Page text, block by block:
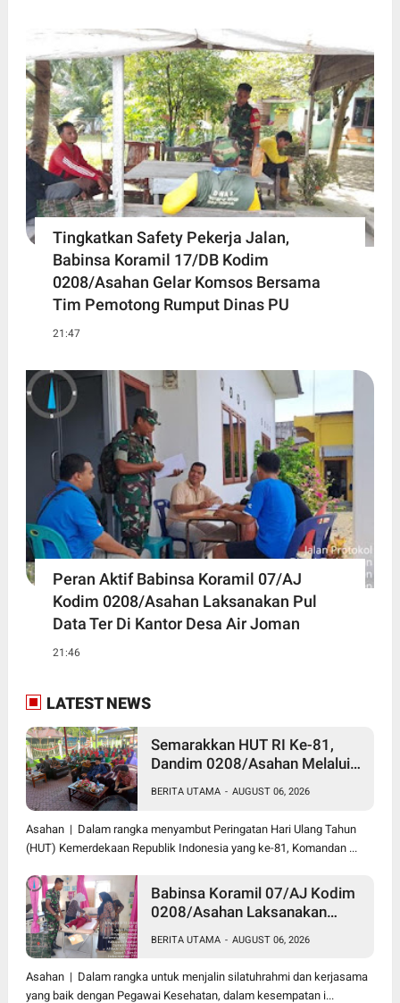
Tingkatkan Safety Pekerja Jalan,
Babinsa Koramil 17/DB Kodim
0208/Asahan Gelar Komsos Bersama
Tim Pemotong Rumput Dinas PU
21:47
Peran Aktif Babinsa Koramil 07/AJ
Kodim 0208/Asahan Laksanakan Pul
Data Ter Di Kantor Desa Air Joman
21:46
LATEST NEWS
Semarakkan HUT RI Ke-81,
Dandim 0208/Asahan Melalui
Darah di Kantor Kemenag
Asahan
BERITA UTAMA - AUGUST 06, 2026
Asahan | Dalam rangka menyambut Peringatan Hari Ulang Tahun
(HUT) Kemerdekaan Republik Indonesia yang ke-81, Komandan ...
Babinsa Koramil 07/AJ Kodim
0208/Asahan Laksanakan
Pegawai Kesehatan Di
Puskesmas
BERITA UTAMA - AUGUST 06, 2026
Asahan | Dalam rangka untuk menjalin silatuhrahmi dan kerjasama
yang baik dengan Pegawai Kesehatan, dalam kesempatan i...